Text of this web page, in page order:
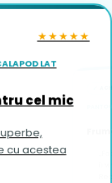
★★★★★
LAT
cel mic
îi vin